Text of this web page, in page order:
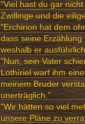
"Viel hast du gar
Zwillinge und die
"Erchirion hat dem
dass seine
weshalb er
"Nun, sein Vater
Lothíriel warf ihm
meinem Bruder
unerträglich."
"Wir hätten so viel
unsere Pläne zu